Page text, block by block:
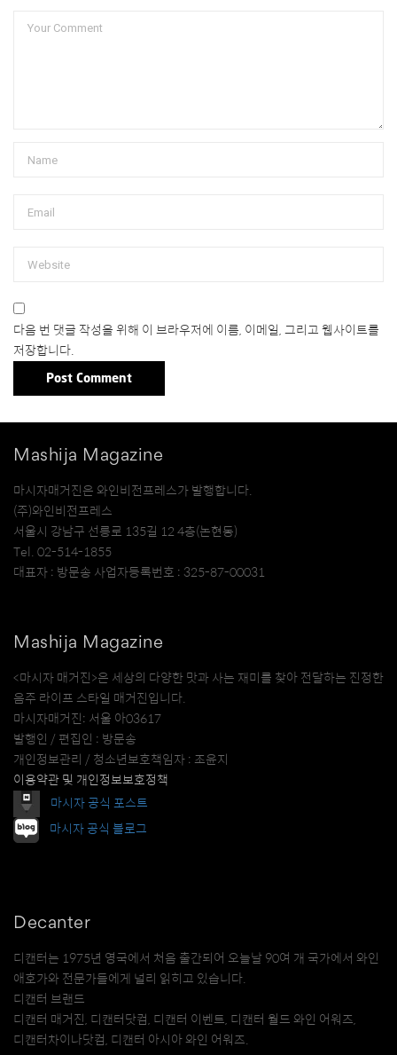
다음 번 댓글 작성을 위해 이 브라우저에 이름, 이메일, 그리고 웹사이트를
저장합니다.
Mashija Magazine
마시자매거진은 와인비전프레스가 발행합니다.
(주)와인비전프레스
서울시 강남구 선릉로 135길 12 4층(논현동)
Tel. 02-514-1855
대표자 : 방문송 사업자등록번호 : 325-87-00031
Mashija Magazine
<마시자 매거진>은 세상의 다양한 맛과 사는 재미를 찾아 전달하는 진정한
음주 라이프 스타일 매거진입니다.
마시자매거진: 서울 아03617
발행인 / 편집인 : 방문송
개인정보관리 / 청소년보호책임자 : 조윤지
이용약관 및 개인정보보호정책
마시자 공식 포스트
마시자 공식 블로그
Decanter
디캔터는 1975년 영국에서 처음 출간되어 오늘날 90여 개 국가에서 와인
애호가와 전문가들에게 널리 읽히고 있습니다.
디캔터 브랜드
디캔터 매거진, 디캔터닷컴, 디캔터 이벤트, 디캔터 월드 와인 어워즈,
디캔터차이나닷컴, 디캔터 아시아 와인 어워즈.